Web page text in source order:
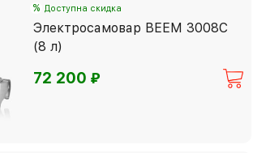
% Доступна скидка
Электросамовар BEEM 3008C
(8 л)
72 200⃏